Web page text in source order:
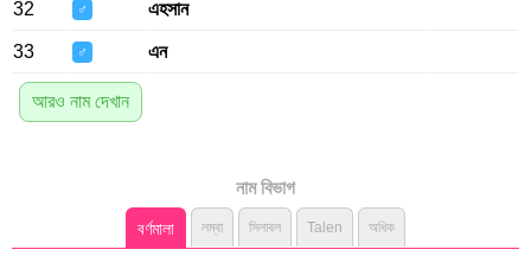
32 ♂ এহসান
33 ♂ এন
আরও নাম দেখান
নাম বিভাগ
বর্ণমালা লম্বা সিলাবল Talen অধিক